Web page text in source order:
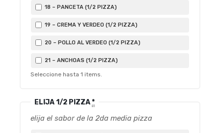
18 – PANCETA (1/2 PIZZA)
19 – CREMA Y VERDEO (1/2 PIZZA)
20 – POLLO AL VERDEO (1/2 PIZZA)
21 – ANCHOAS (1/2 PIZZA)
Seleccione hasta 1 items.
ELIJA 1/2 PIZZA*
elija el sabor de la 2da media pizza